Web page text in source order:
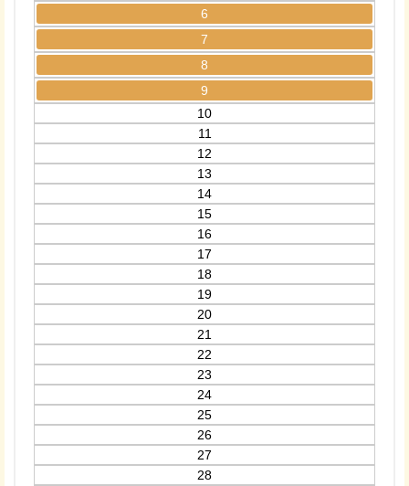
6
7
8
9
10
11
12
13
14
15
16
17
18
19
20
21
22
23
24
25
26
27
28